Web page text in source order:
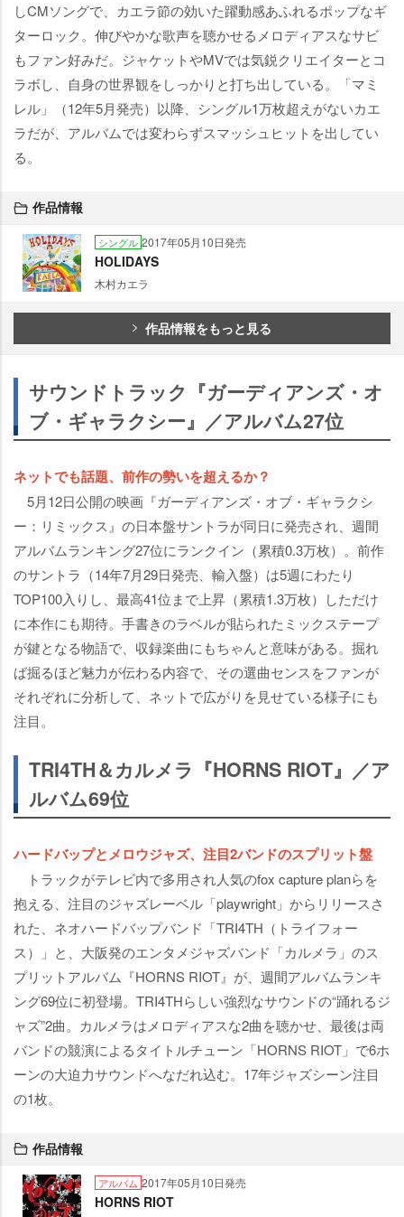
しCMソングで、カエラ節の効いた躍動感あふれるポップなギ
ターロック。伸びやかな歌声を聴かせるメロディアスなサビ
もファン好みだ。ジャケットやMVでは気鋭クリエイターとコ
ラボし、自身の世界観をしっかりと打ち出している。「マミ
レル」（12年5月発売）以降、シングル1万枚超えがないカエ
ラだが、アルバムでは変わらずスマッシュヒットを出してい
る。
作品情報
シングル 2017年05月10日発売
HOLIDAYS
木村カエラ
作品情報をもっと見る
サウンドトラック『ガーディアンズ・オ
ブ・ギャラクシー』／アルバム27位
ネットでも話題、前作の勢いを超えるか？
5月12日公開の映画『ガーディアンズ・オブ・ギャラクシ
ー：リミックス』の日本盤サントラが同日に発売され、週間
アルバムランキング27位にランクイン（累積0.3万枚）。前作
のサントラ（14年7月29日発売、輸入盤）は5週にわたり
TOP100入りし、最高41位まで上昇（累積1.3万枚）しただけ
に本作にも期待。手書きのラベルが貼られたミックステープ
が鍵となる物語で、収録楽曲にもちゃんと意味がある。掘れ
ば掘るほど魅力が伝わる内容で、その選曲センスをファンが
それぞれに分析して、ネットで広がりを見せている様子にも
注目。
TRI4TH＆カルメラ『HORNS RIOT』／ア
ルバム69位
ハードバップとメロウジャズ、注目2バンドのスプリット盤
トラックがテレビ内で多用され人気のfox capture planらを
抱える、注目のジャズレーベル「playwright」からリリースさ
れた、ネオハードバップバンド「TRI4TH（トライフォー
ス）」と、大阪発のエンタメジャズバンド「カルメラ」のス
プリットアルバム『HORNS RIOT』が、週間アルバムランキ
ング69位に初登場。TRI4THらしい強烈なサウンドの“踊れるジ
ャズ”2曲。カルメラはメロディアスな2曲を聴かせ、最後は両
バンドの競演によるタイトルチューン「HORNS RIOT」で6ホ
ーンの大迫力サウンドへなだれ込む。17年ジャズシーン注目
の1枚。
作品情報
アルバム 2017年05月10日発売
HORNS RIOT